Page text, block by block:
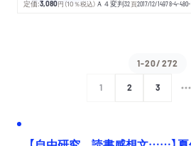
定価:3,080円 （10％税込） Ａ４変判32頁2017/12/14978-4-
1-20/272
1 2 3